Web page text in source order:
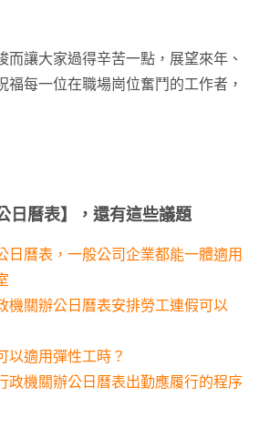
而讓大家過得辛苦一點，展望來年、
福每一位在職場崗位奮鬥的工作者，
日曆表】，還有這些議題
日曆表，一般公司企業都能一體適用
機關辦公日曆表安排勞工連假可以
以適用彈性工時？
政機關辦公日曆表出勤應履行的程序